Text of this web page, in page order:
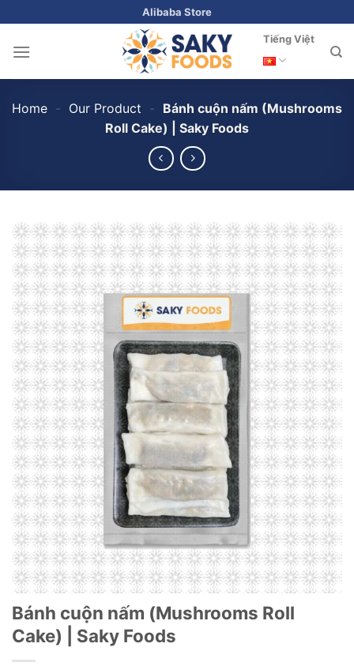
to
content
Alibaba Store
Tiếng Việt
Home - Our Product - Bánh cuộn nấm (Mushrooms
Roll Cake) | Saky Foods
Bánh cuộn nấm (Mushrooms Roll
Cake) | Saky Foods